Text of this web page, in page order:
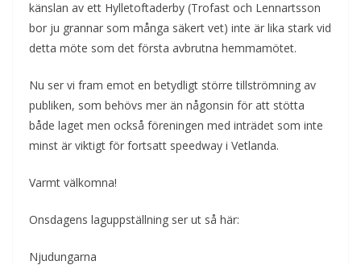
känslan av ett Hylletoftaderby (Trofast och Lennartsson
bor ju grannar som många säkert vet) inte är lika stark vid
detta möte som det första avbrutna hemmamötet.
Nu ser vi fram emot en betydligt större tillströmning av
publiken, som behövs mer än någonsin för att stötta
både laget men också föreningen med inträdet som inte
minst är viktigt för fortsatt speedway i Vetlanda.
Varmt välkomna!
Onsdagens laguppställning ser ut så här:
Njudungarna